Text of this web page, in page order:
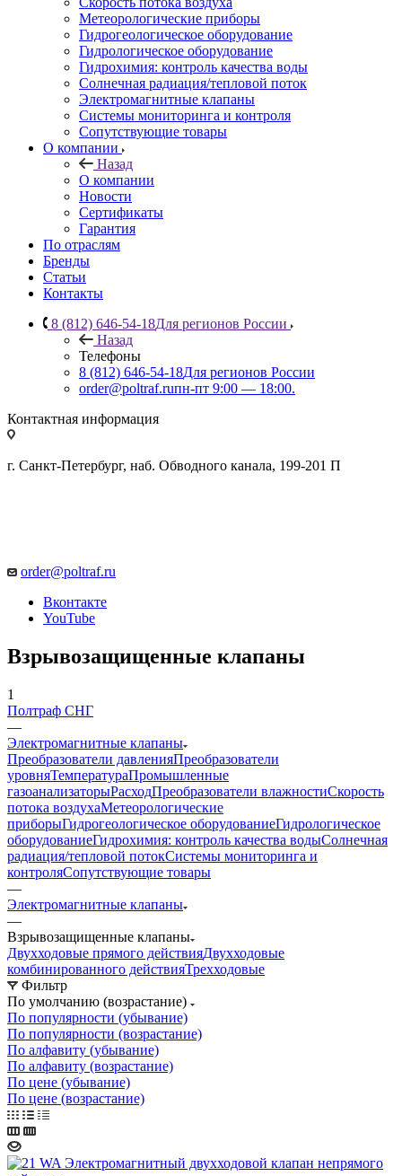
Метеорологические приборы
Гидрогеологическое оборудование
Гидрологическое оборудование
Гидрохимия: контроль качества воды
Солнечная радиация/тепловой поток
Электромагнитные клапаны
Системы мониторинга и контроля
Сопутствующие товары
О компании
Назад
О компании
Новости
Сертификаты
Гарантия
По отраслям
Бренды
Статьи
Контакты
8 (812) 646-54-18Для регионов России
Назад
Телефоны
8 (812) 646-54-18Для регионов России
order@poltraf.ruпн-пт 9:00 — 18:00.
Контактная информация
г. Санкт-Петербург, наб. Обводного канала, 199-201 П
order@poltraf.ru
Вконтакте
YouTube
Взрывозащищенные клапаны
1
Полтраф СНГ
—
Электромагнитные клапаны
Преобразователи давленияПреобразователи
уровняТемператураПромышленные
газоанализаторыРасходПреобразователи влажностиСкорость
потока воздухаМетеорологические
приборыГидрогеологическое оборудованиеГидрологическое
оборудованиеГидрохимия: контроль качества водыСолнечная
радиация/тепловой потокСистемы мониторинга и
контроляСопутствующие товары
—
Электромагнитные клапаны
—
Взрывозащищенные клапаны
Двухходовые прямого действияДвухходовые
комбинированного действияТрехходовые
Фильтр
По умолчанию (возрастание)
По популярности (убывание)
По популярности (возрастание)
По алфавиту (убывание)
По алфавиту (возрастание)
По цене (убывание)
По цене (возрастание)